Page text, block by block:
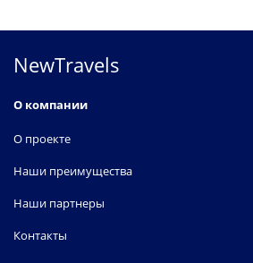
NewTravels
О компании
О проекте
Наши преимущества
Наши партнеры
Контакты